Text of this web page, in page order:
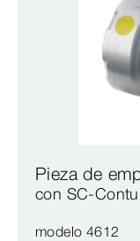
Pieza de
con
modelo 4612